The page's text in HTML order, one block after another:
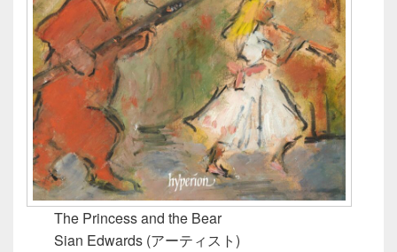
The Princess and the Bear
Sian Edwards (アーティスト)